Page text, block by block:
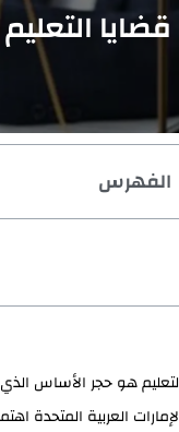
قضايا
الفهرس
هو حجر الأساس الذي
العربية المتحدة